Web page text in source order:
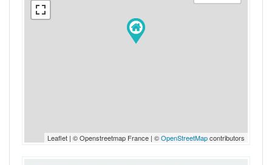
Leaflet | © Openstreetmap France | ©OpenStreetMapcontributors